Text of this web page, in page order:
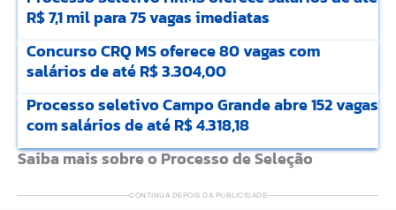
R$ 7,1 mil para 75 vagas imediatas
Concurso CRQ MS oferece 80 vagas com
salários de até R$ 3.304,00
Processo seletivo Campo Grande abre 152 vagas
com salários de até R$ 4.318,18
Saiba mais sobre o Processo de Seleção
CONTINUA DEPOIS DA PUBLICIDADE